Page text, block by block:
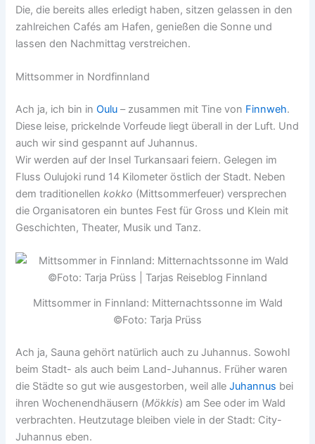
Die, die bereits alles erledigt haben, sitzen gelassen in den
zahlreichen Cafés am Hafen, genießen die Sonne und
lassen den Nachmittag verstreichen.
Mittsommer in Nordfinnland
Ach ja, ich bin inOulu – zusammen mit Tine von Finnweh.
Diese leise, prickelnde Vorfeude liegt überall in der Luft. Und
auch wir sind gespannt auf Juhannus.
Wir werden auf der Insel Turkansaari feiern. Gelegen im
Fluss Oulujoki rund 14 Kilometer östlich der Stadt. Neben
dem traditionellenkokko (Mittsommerfeuer) versprechen
die Organisatoren ein buntes Fest für Gross und Klein mit
Geschichten, Theater, Musik und Tanz.
Mittsommer in Finnland: Mitternachtssonne im Wald
©Foto: Tarja Prüss
Ach ja, Sauna gehört natürlich auch zu Juhannus. Sowohl
beim Stadt- als auch beim Land-Juhannus. Früher waren
die Städte so gut wie ausgestorben, weil alleJuhannus bei
ihren Wochenendhäusern (Mökkis) am See oder im Wald
verbrachten. Heutzutage bleiben viele in der Stadt: City-
Juhannus eben.